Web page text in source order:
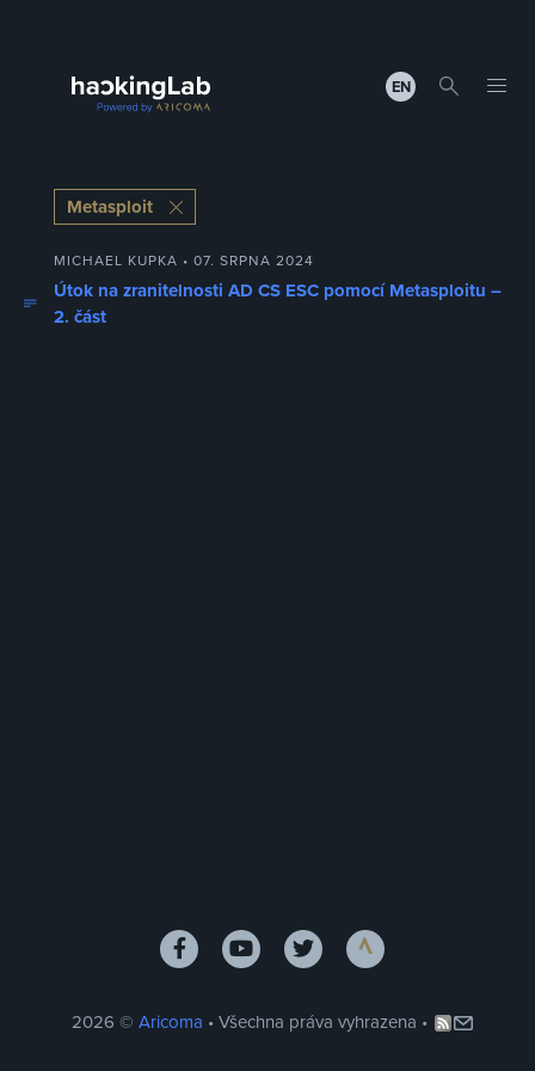
EN
Metasploit
MICHAEL KUPKA • 07. SRPNA 2024
Útok na zranitelnosti AD CS ESC pomocí Metasploitu –
2. část
2026 © Aricoma • Všechna práva vyhrazena •